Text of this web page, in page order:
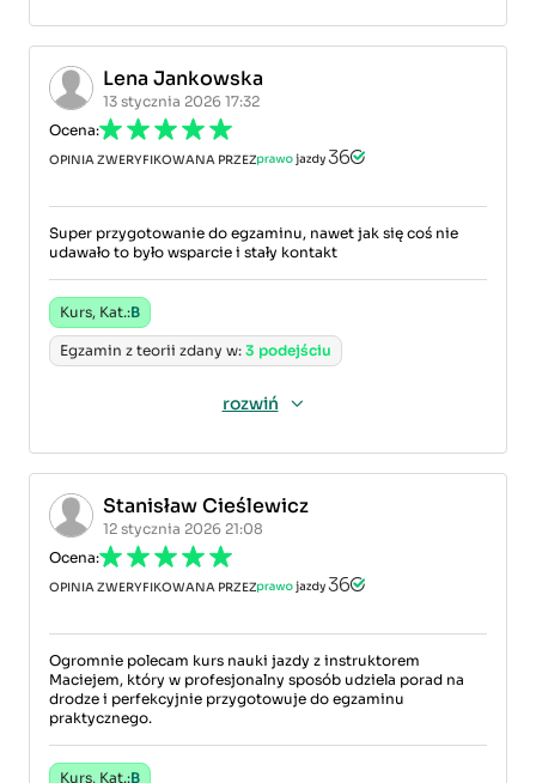
Lena Jankowska
13 stycznia 2026 17:32
Ocena:
OPINIA ZWERYFIKOWANA PRZEZ
Super przygotowanie do egzaminu, nawet jak się coś nie
udawało to było wsparcie i stały kontakt
Kurs, Kat.:B
Egzamin z teorii zdany w: 3 podejściu
rozwiń
Stanisław Cieślewicz
12 stycznia 2026 21:08
Ocena:
OPINIA ZWERYFIKOWANA PRZEZ
Ogromnie polecam kurs nauki jazdy z instruktorem
Maciejem, który w profesjonalny sposób udziela porad na
drodze i perfekcyjnie przygotowuje do egzaminu
praktycznego.
Kurs, Kat.:B